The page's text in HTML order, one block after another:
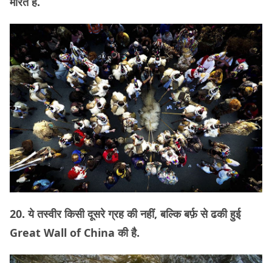
20. ये तस्वीर किसी दूसरे ग्रह की नहीं, बल्कि बर्फ़ से ढकी हुई
Great Wall of China की है.